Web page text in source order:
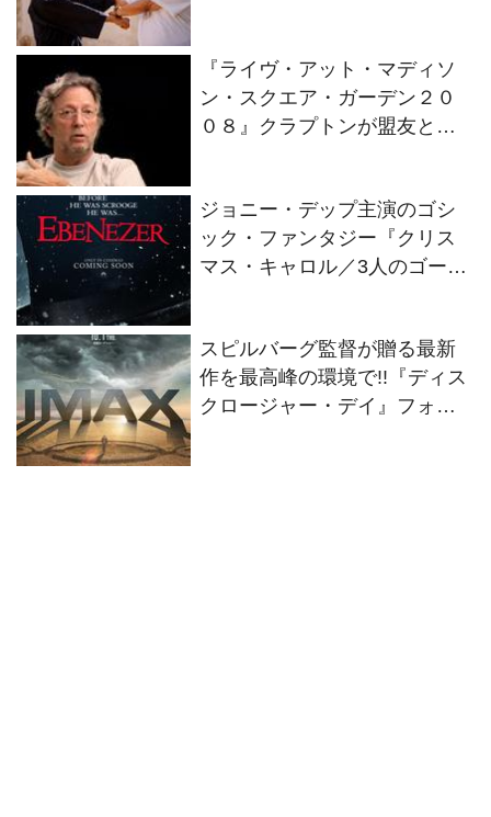
『ライヴ・アット・マディソ
ン・スクエア・ガーデン２０
０８』クラプトンが盟友との
ジョニー・デップ主演のゴシ
ック・ファンタジー『クリス
マス・キャロル／3人のゴース
スピルバーグ監督が贈る最新
作を最高峰の環境で!!『ディス
クロージャー・デイ』フォー